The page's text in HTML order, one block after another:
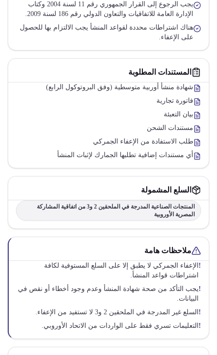
يجب الرجوع إلى القرار الجمهوري رقم 11 لسنة 2004 وكتاب
الإدارة العامة للاتفاقيات والتعاون الدولي رقم 186 لسنة 2009.
هناك اشتراطات محددة لقواعد المنشأ يجب الالتزام بها للحصول
على الإعفاء.
المستندات المطلوبة
شهادة منشأ أوربية متوسطية (وفق البروتوكول الرابع)
فاتورة تجارية
بيان التعبئة
مستندات الشحن
طلب الاستفادة من الإعفاء الجمركي
أي مستندات إضافية تطلبها الجمارك لإثبات المنشأ
السلع المشمولة
المنتجات الصناعية المدرجة في الملحقين 2 و3 من اتفاقية المشاركة
المصرية الأوروبية
ملاحظات هامة
! الإعفاء الجمركي لا يطبق إلا على السلع المستوفية لكافة
اشتراطات قواعد المنشأ.
!يجب التأكد من صحة شهادة المنشأ وعدم وجود أخطاء أو نقص في
البيانات.
! السلع غير المدرجة في الملحقين 2 و3 لا تستفيد من الإعفاء.
! التعليمات تسري فقط على الواردات من الاتحاد الأوروبي.